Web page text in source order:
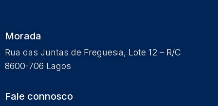
Morada
Rua das Juntas de Freguesia, Lote 12 – R/C
8600-706 Lagos
Fale connosco